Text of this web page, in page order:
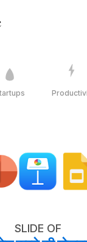
SLIDE OF